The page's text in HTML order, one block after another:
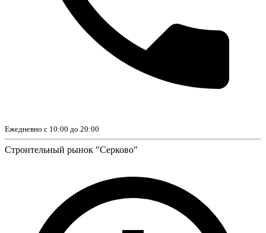
Ежедневно с 10:00 до 20:00
Строительный рынок "Серково"